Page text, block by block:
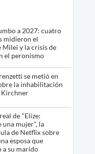
a 2027: cuatro
midieron el
Milei y la crisis de
el peronismo
se metió en
la inhabilitación
Kirchner
de "Elize:
una mujer", la
de Netflix sobre
esposa que
a su marido